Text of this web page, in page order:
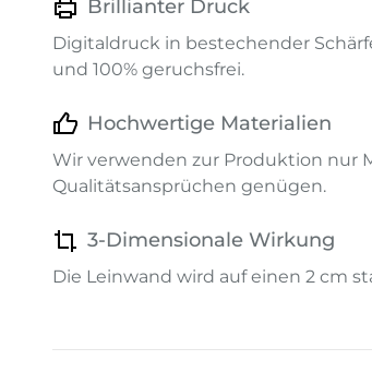
Brillianter Druck
Digitaldruck in bestechender
und 100% geruchsfrei.
Hochwertige Materialien
Wir verwenden zur Produktion nur
Qualitätsansprüchen genügen.
3-Dimensionale Wirkung
Die Leinwand wird auf einen 2 cm